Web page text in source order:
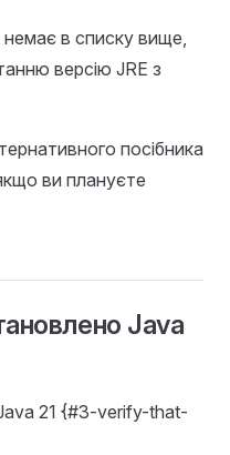
в списку вище,
версію JRE з
посібника
ви плануєте
Java
21 {#3-verify-that-